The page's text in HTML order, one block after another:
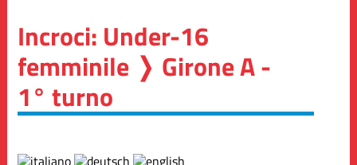
Incroci: Under-16
femminile ❭ Girone A -
1° turno